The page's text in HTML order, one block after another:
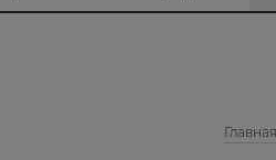
Главная